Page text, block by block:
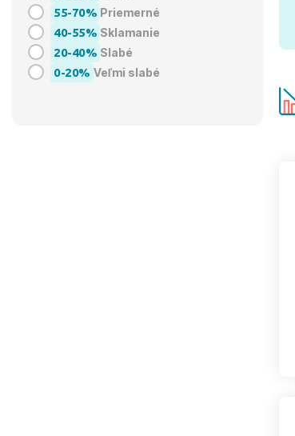
55-70% Priemerné
40-55% Sklamanie
20-40% Slabé
0-20% Veľmi slabé